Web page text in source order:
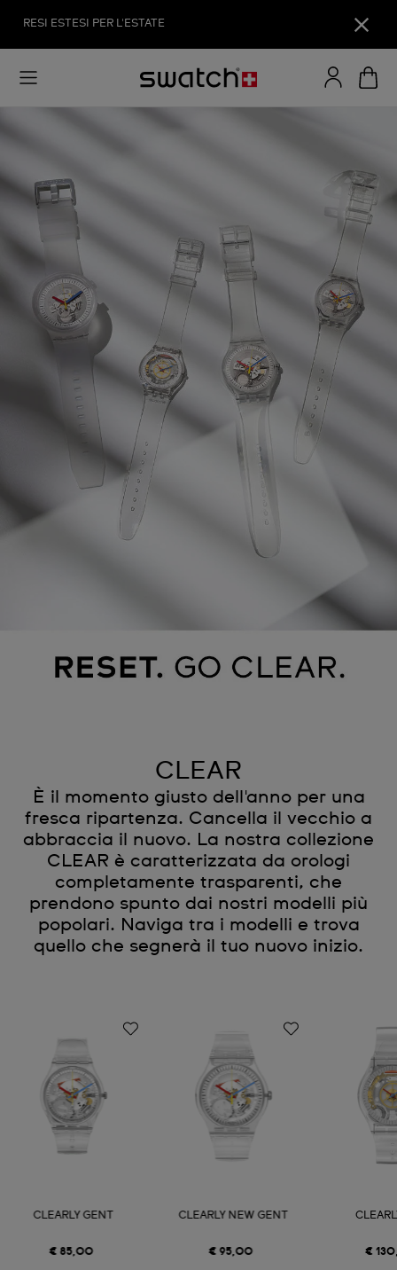
RESI ESTESI PER L'ESTATE
CLEAR
È il momento giusto dell'anno per una
fresca ripartenza. Cancella il vecchio a
abbraccia il nuovo. La nostra collezione
CLEAR è caratterizzata da orologi
completamente trasparenti, che
prendono spunto dai nostri modelli più
popolari. Naviga tra i modelli e trova
quello che segnerà il tuo nuovo inizio.
CLEARLY GENT
€ 85,00
CLEARLY NEW GENT
€ 95,00 €